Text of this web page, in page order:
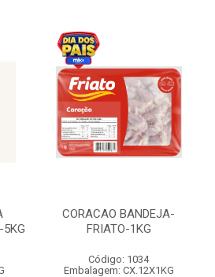
5KG
CORACAO BANDEJA-
FRIATO-1KG
Código: 1034
Embalagem: CX.12X1KG